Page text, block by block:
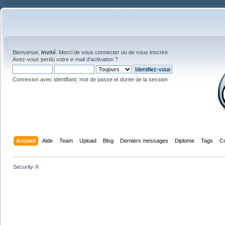
Bienvenue, Invité . Merci de vous connecter ou de vous inscrire
Avez-vous perdu votre e-mail d'activation ?
Connexion avec identifiant, mot de passe et durée de la session
Accueil Aide Team Upload Blog Derniers messages Diplome Tags
Security-X